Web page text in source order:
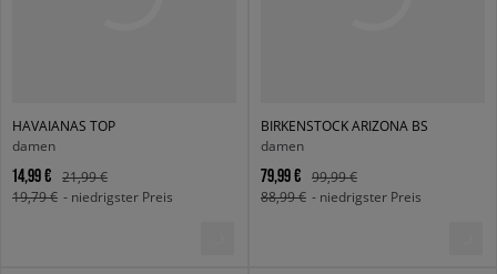
HAVAIANAS TOP
damen
14,99 €
21,99 €
19,79 € - niedrigster Preis
BIRKENSTOCK ARIZONA BS
damen
79,99 €
99,99 €
88,99 € - niedrigster Preis